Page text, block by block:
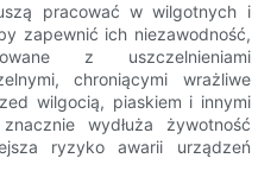
pracować w wilgotnych i
zapewnić ich niezawodność,
z uszczelnieniami
chroniącymi wrażliwe
wilgocią, piaskiem i innymi
wydłuża żywotność
ryzyko awarii urządzeń